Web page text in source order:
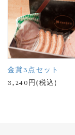
金賞3点セット
3,240円(税込)